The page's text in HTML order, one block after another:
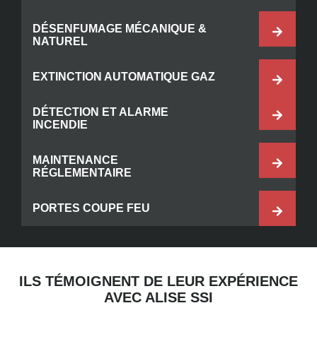
DÉSENFUMAGE MÉCANIQUE &
NATUREL
EXTINCTION AUTOMATIQUE GAZ
DÉTECTION ET ALARME
INCENDIE
MAINTENANCE
RÉGLEMENTAIRE
PORTES COUPE FEU
ILS TÉMOIGNENT DE LEUR EXPÉRIENCE
AVEC ALISE SSI